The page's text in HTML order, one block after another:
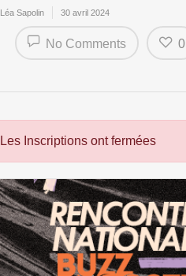
Léa Sapolin 30 avril 2024
No Comments 0
Les Inscriptions ont fermées